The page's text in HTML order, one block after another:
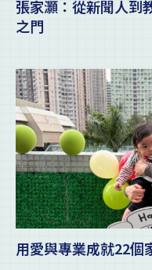
張家灝：從新聞人到
之門
用愛與專業成就22個